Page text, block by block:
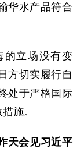
华水产品符合
的立场没有变
方切实履行自
处于严格国际
施。
天会见习近平